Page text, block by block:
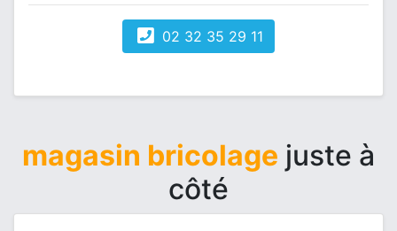
02 32 35 29 11
magasin bricolage juste à
côté